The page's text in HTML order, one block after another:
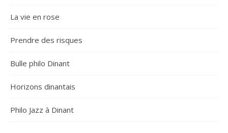
La vie en rose
Prendre des risques
Bulle philo Dinant
Horizons dinantais
Philo Jazz à Dinant